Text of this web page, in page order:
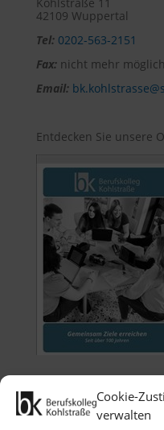
Cookie-
verwalten
Kohlstraße 11
42109 Wuppertal
Tel: 0202-563-2151
Fax:nicht mehr möglich
Email:
Entdecken Sie unsere